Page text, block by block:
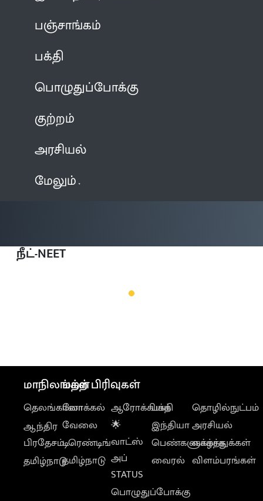
பஞ்சாங்கம்
பக்தி
பொழுதுப்போக்கு
குற்றம்
அரசியல்
மேலும்
நீட்-NEET
மாநிலங்கள்
தெலங்கானா
ஆந்திர
பிரதேசம்
தமிழ்நாடு
மற்ற பிரிவுகள்
லோக்கல்
வேலை
டிரெண்டிங்
தமிழ்நாடு
ஆரோக்கியம்
🌟
வாட்ஸ்
அப்
STATUS
பொழுதுப்போக்கு
பக்தி
இந்தியா
பெண்களுக்காக
வைரல்
தொழில்நுட்பம்
அரசியல்
வாழ்த்துக்கள்
விளம்பரங்கள்